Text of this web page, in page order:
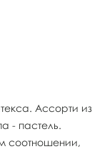
Ассорти из
- пастель.
соотношении,